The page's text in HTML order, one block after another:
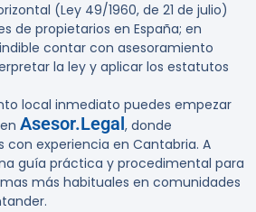
(Ley 49/1960, de 21 de julio)
de propietarios en España; en
contar con asesoramiento
la ley y aplicar los estatutos
local inmediato puedes empezar
Asesor.Legal, donde
con experiencia en Cantabria. A
guía práctica y procedimental para
más habituales en comunidades